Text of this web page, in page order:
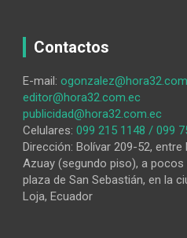
Contactos
E-mail:
editor@hora32.com.ec
publicidad@hora32.com.ec
Celulares: 099 215 1148 / 099
Dirección: Bolívar 209-52, entre
Azuay (segundo piso), a
plaza de San Sebastián, en la
Loja, Ecuador